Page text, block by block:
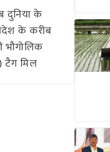
दुनिया के
के करीब
भौगोलिक
मिल